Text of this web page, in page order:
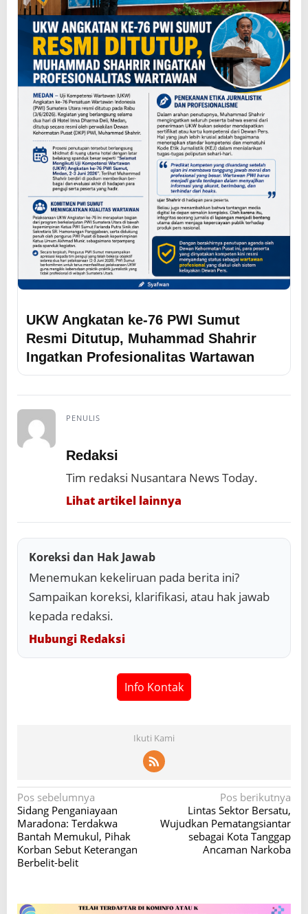
UKW Angkatan ke-76 PWI Sumut
Resmi Ditutup, Muhammad Shahrir
Ingatkan Profesionalitas Wartawan
PENULIS
Redaksi
Tim redaksi Nusantara News Today.
Lihat artikel lainnya
Koreksi dan Hak Jawab
Menemukan kekeliruan pada berita ini?
Sampaikan koreksi, klarifikasi, atau hak jawab
kepada redaksi.
Hubungi Redaksi
Info Kontak
Ikuti Kami
N
a
v
i
Pos sebelumnya
Sidang Penganiayaan
Maradona: Terdakwa
Bantah Memukul, Pihak
Korban Sebut Keterangan
Berbelit-belit
Pos berikutnya
Lintas Sektor Bersatu,
Wujudkan Pematangsiantar
sebagai Kota Tanggap
Ancaman Narkoba